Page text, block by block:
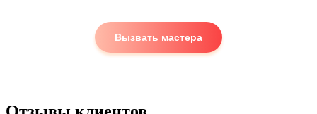
Вызвать мастера